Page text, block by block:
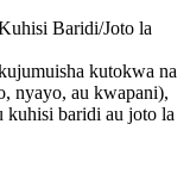
Baridi/Joto la
kutokwa na
nyayo, au kwapani),
kuhisi baridi au joto la